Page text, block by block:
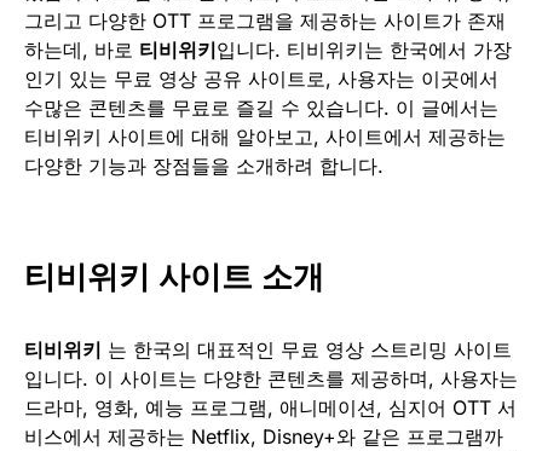
그리고 다양한 OTT 프로그램을 제공하는 사이트가 존재
하는데, 바로 티비위키입니다. 티비위키는 한국에서 가장
인기 있는 무료 영상 공유 사이트로, 사용자는 이곳에서
수많은 콘텐츠를 무료로 즐길 수 있습니다. 이 글에서는
티비위키 사이트에 대해 알아보고, 사이트에서 제공하는
다양한 기능과 장점들을 소개하려 합니다.
티비위키 사이트 소개
티비위키 는 한국의 대표적인 무료 영상 스트리밍 사이트
입니다. 이 사이트는 다양한 콘텐츠를 제공하며, 사용자는
드라마, 영화, 예능 프로그램, 애니메이션, 심지어 OTT 서
비스에서 제공하는 Netflix, Disney+와 같은 프로그램까